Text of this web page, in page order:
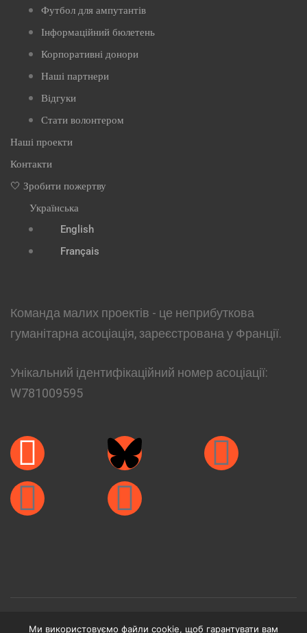
Футбол для ампутантів
Інформаційний бюлетень
Корпоративні донори
Наші партнери
Відгуки
Стати волонтером
Наші проекти
Контакти
🤍 Зробити пожертву
Українська
English
Français
Команда малих проектів - це неприбуткова
гуманітарна асоціація, зареєстрована у Франції.
Унікальний ідентифікаційний номер асоціації:
W781009595
Ми використовуємо файли cookie, щоб гарантувати вам